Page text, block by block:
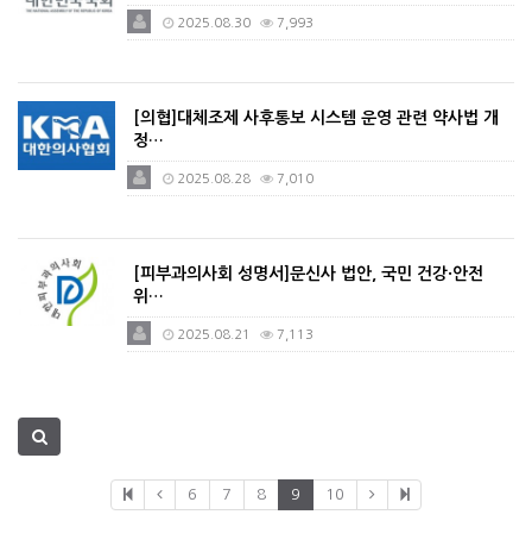
2025.08.30 7,993
[의협]대체조제 사후통보 시스템 운영 관련 약사법 개
정…
2025.08.28 7,010
[피부과의사회 성명서]문신사 법안, 국민 건강·안전
위…
2025.08.21 7,113
6 7 8 9 10